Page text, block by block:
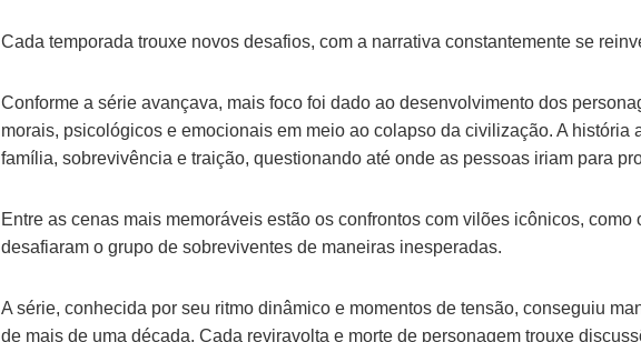
Cada temporada trouxe novos desafios, com a narrativa constantemente se
Conforme a série avançava, mais foco foi dado ao desenvolvimento dos
morais, psicológicos e emocionais em meio ao colapso da civilização. A história
família, sobrevivência e traição, questionando até onde as pessoas iriam para
Entre as cenas mais memoráveis estão os confrontos com vilões icônicos, como
desafiaram o grupo de sobreviventes de maneiras inesperadas.
A série, conhecida por seu ritmo dinâmico e momentos de tensão, conseguiu
de mais de uma década. Cada reviravolta e morte de personagem trouxe